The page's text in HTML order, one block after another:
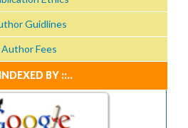
Guidlines
Author Fees
BY ::..